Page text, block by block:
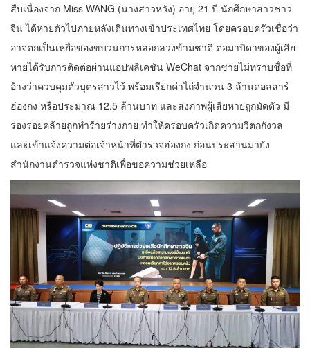
สืบเนื่องจาก Miss WANG (นางสาวหวัง) อายุ 21 ปี นักศึกษาสาวชาว
จีน ได้หายตัวไปภายหลังเดินทางเข้าประเทศไทย โดยครอบครัวเชื่อว่า
อาจตกเป็นเหยื่อของขบวนการหลอกลวงข้ามชาติ ต่อมาบิดาของผู้เสีย
หายได้รับการติดต่อผ่านแอปพลิเคชัน WeChat จากชายไม่ทราบชื่อที่
อ้างว่าควบคุมตัวบุตรสาวไว้ พร้อมเรียกค่าไถ่จำนวน 3 ล้านดอลลาร์
ฮ่องกง หรือประมาณ 12.5 ล้านบาท และส่งภาพผู้เสียหายถูกมัดตัว มี
ร่องรอยคล้ายถูกทำร้ายร่างกาย ทำให้ครอบครัวเกิดความวิตกกังวล
และเข้าแจ้งความต่อเจ้าหน้าที่ตำรวจฮ่องกง ก่อนประสานมายัง
สำนักงานตำรวจแห่งชาติเพื่อขอความช่วยเหลือ